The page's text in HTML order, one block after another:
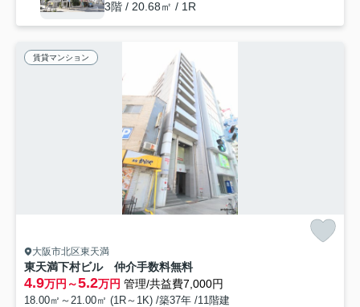
3階 / 20.68㎡ / 1R
賃貸マンション
大阪市北区東天満
東天満下村ビル 仲介手数料無料
4.9万円～5.2万円 管理/共益費7,000円
18.00㎡～21.00㎡ (1R～1K) /築37年 /11階建